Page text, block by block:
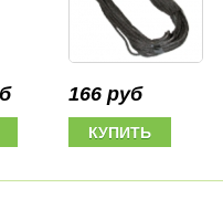
166 руб